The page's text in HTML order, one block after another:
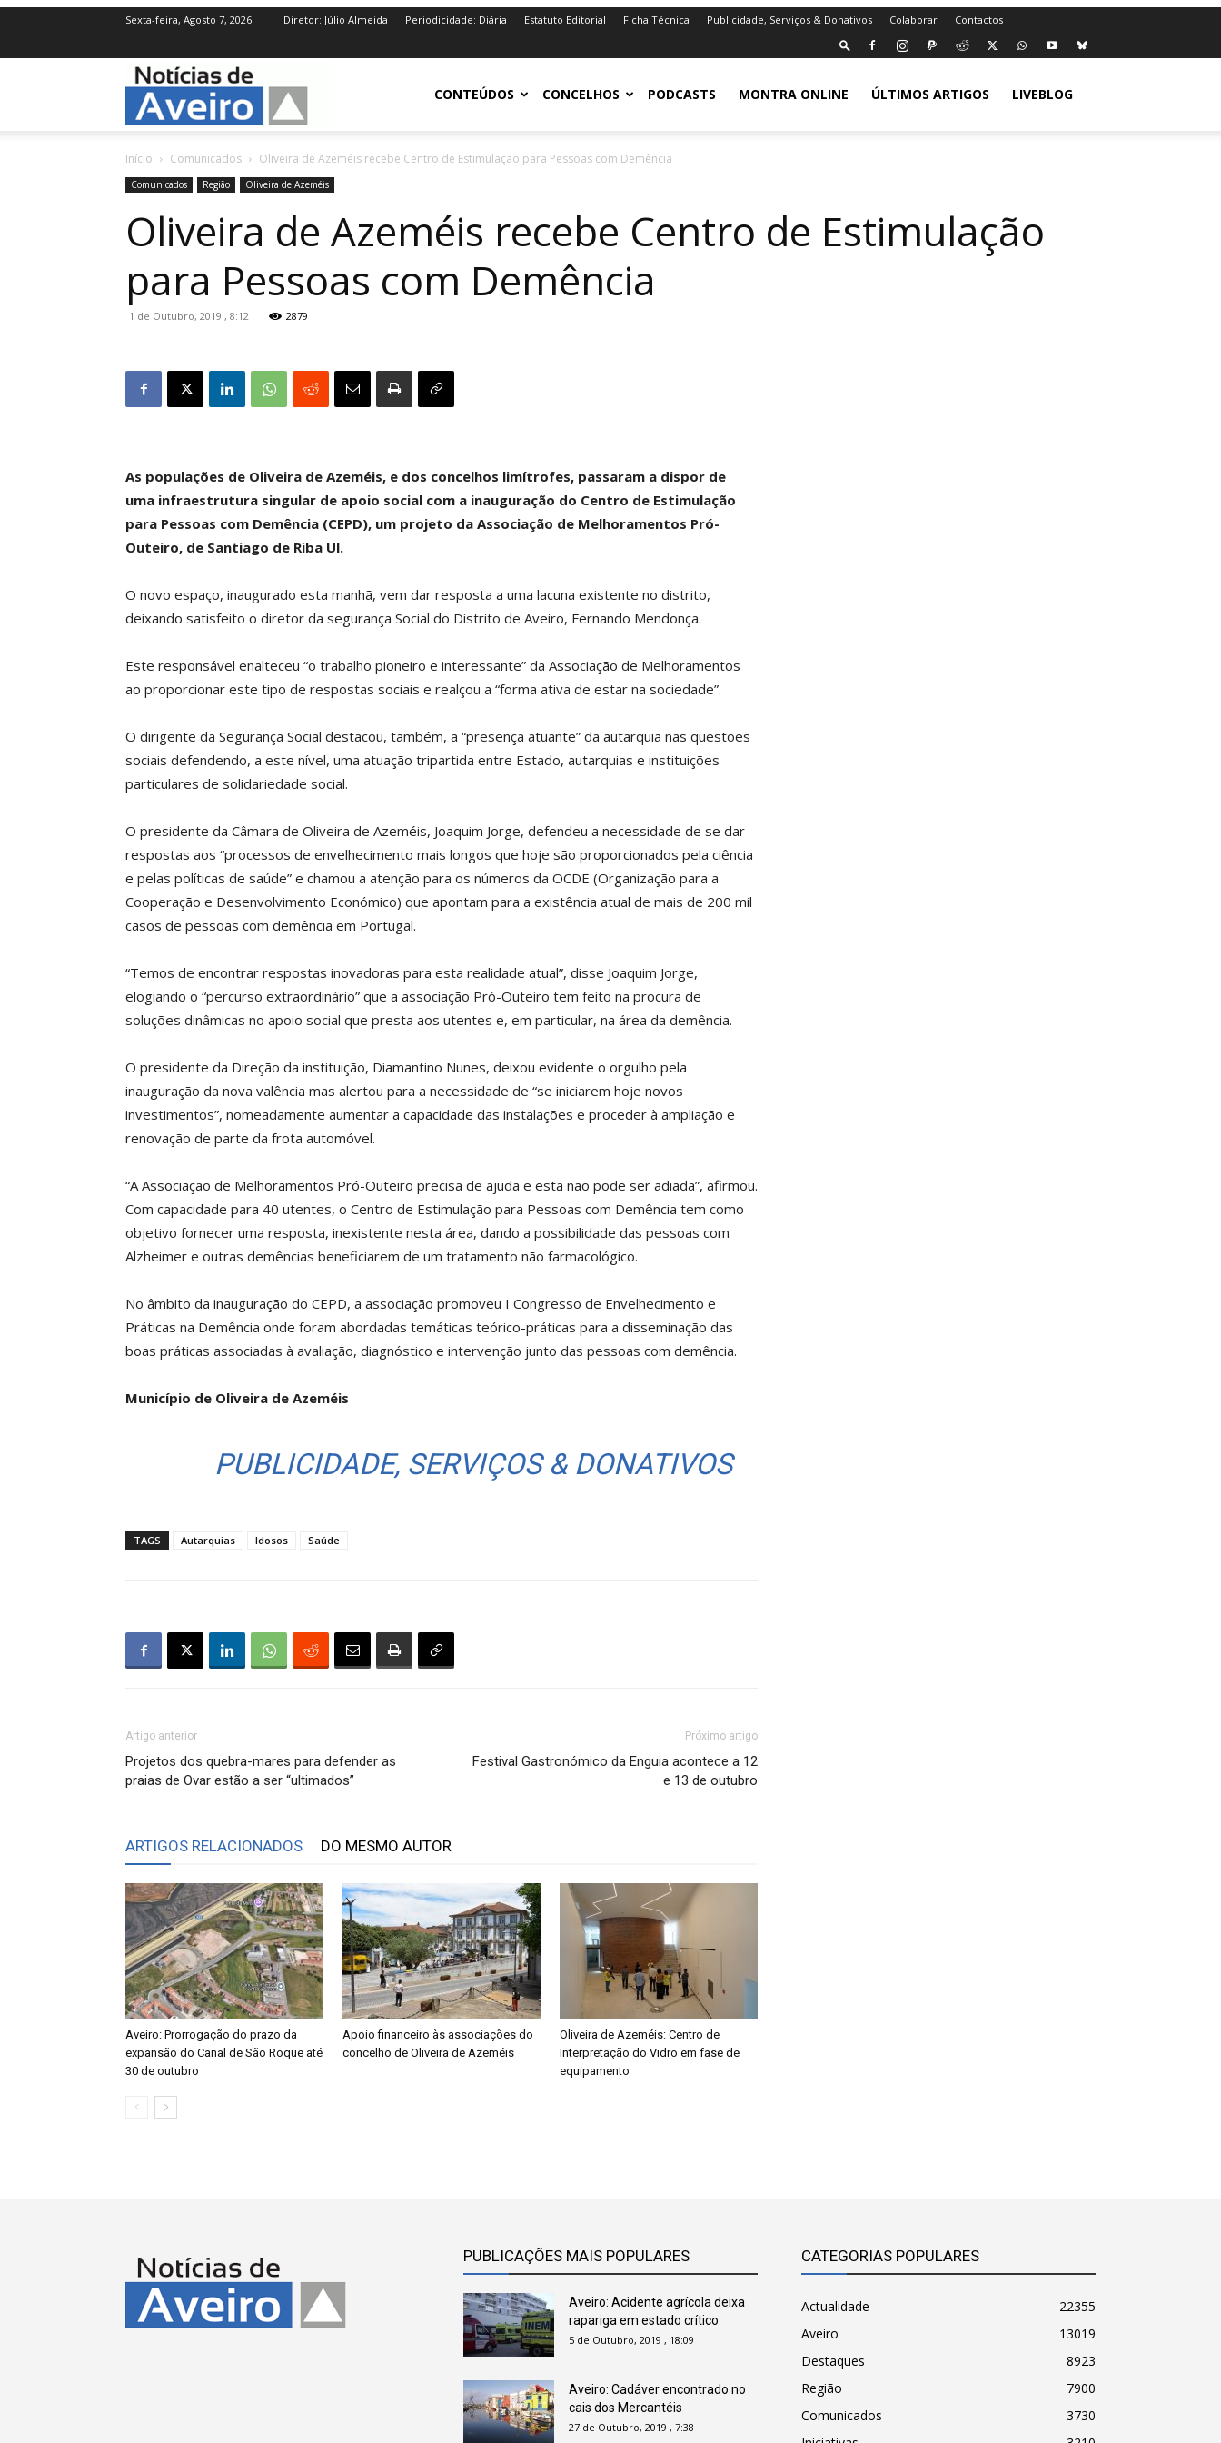
Sexta-feira, Agosto 7, 2026 Diretor: Júlio Almeida Periodicidade: Diária Estatuto Editorial Ficha Técnica Publicidade, Serviços & Donativos Colaborar Contactos
NotíciasdeAveiro.ptCONTEÚDOS CONCELHOS PODCASTS MONTRA ONLINE ÚLTIMOS ARTIGOS LIVEBLOG
Início Comunicados Oliveira de Azeméis recebe Centro de Estimulação para Pessoas com Demência
Comunicados Região Oliveira de Azeméis
Oliveira de Azeméis recebe Centro de Estimulação
para Pessoas com Demência
1 de Outubro, 2019 , 8:12 2879
As populações de Oliveira de Azeméis, e dos concelhos limítrofes, passaram a dispor de
uma infraestrutura singular de apoio social com a inauguração do Centro de Estimulação
para Pessoas com Demência (CEPD), um projeto da Associação de Melhoramentos Pró-
Outeiro, de Santiago de Riba Ul.
O novo espaço, inaugurado esta manhã, vem dar resposta a uma lacuna existente no distrito,
deixando satisfeito o diretor da segurança Social do Distrito de Aveiro, Fernando Mendonça.
Este responsável enalteceu “o trabalho pioneiro e interessante” da Associação de Melhoramentos
ao proporcionar este tipo de respostas sociais e realçou a “forma ativa de estar na sociedade”.
O dirigente da Segurança Social destacou, também, a “presença atuante” da autarquia nas questões
sociais defendendo, a este nível, uma atuação tripartida entre Estado, autarquias e instituições
particulares de solidariedade social.
O presidente da Câmara de Oliveira de Azeméis, Joaquim Jorge, defendeu a necessidade de se dar
respostas aos “processos de envelhecimento mais longos que hoje são proporcionados pela ciência
e pelas políticas de saúde” e chamou a atenção para os números da OCDE (Organização para a
Cooperação e Desenvolvimento Económico) que apontam para a existência atual de mais de 200 mil
casos de pessoas com demência em Portugal.
“Temos de encontrar respostas inovadoras para esta realidade atual”, disse Joaquim Jorge,
elogiando o “percurso extraordinário” que a associação Pró-Outeiro tem feito na procura de
soluções dinâmicas no apoio social que presta aos utentes e, em particular, na área da demência.
O presidente da Direção da instituição, Diamantino Nunes, deixou evidente o orgulho pela
inauguração da nova valência mas alertou para a necessidade de “se iniciarem hoje novos
investimentos”, nomeadamente aumentar a capacidade das instalações e proceder à ampliação e
renovação de parte da frota automóvel.
“A Associação de Melhoramentos Pró-Outeiro precisa de ajuda e esta não pode ser adiada”, afirmou.
Com capacidade para 40 utentes, o Centro de Estimulação para Pessoas com Demência tem como
objetivo fornecer uma resposta, inexistente nesta área, dando a possibilidade das pessoas com
Alzheimer e outras demências beneficiarem de um tratamento não farmacológico.
No âmbito da inauguração do CEPD, a associação promoveu I Congresso de Envelhecimento e
Práticas na Demência onde foram abordadas temáticas teórico-práticas para a disseminação das
boas práticas associadas à avaliação, diagnóstico e intervenção junto das pessoas com demência.
Município de Oliveira de Azeméis
PUBLICIDADE, SERVIÇOS & DONATIVOS
TAGS Autarquias Idosos Saúde
Artigo anterior
Projetos dos quebra-mares para defender as
praias de Ovar estão a ser “ultimados”
Próximo artigo
Festival Gastronómico da Enguia acontece a 12
e 13 de outubro
ARTIGOS RELACIONADOS DO MESMO AUTOR
Aveiro: Prorrogação do prazo da
expansão do Canal de São Roque até
30 de outubro
Apoio financeiro às associações do
concelho de Oliveira de Azeméis
Oliveira de Azeméis: Centro de
Interpretação do Vidro em fase de
equipamento
PUBLICAÇÕES MAIS POPULARES
Aveiro: Acidente agrícola deixa
rapariga em estado crítico
5 de Outubro, 2019 , 18:09
Aveiro: Cadáver encontrado no
cais dos Mercantéis
27 de Outubro, 2019 , 7:38
CATEGORIAS POPULARES
Actualidade
22355
Aveiro
13019
Destaques
8923
Região
7900
Comunicados
3730